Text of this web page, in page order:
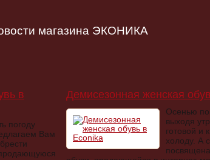
магазина ЭКОНИКА
в
погоду
Вам
Демисезонная женская
Осенью
выходя
готовой и
холоду. А